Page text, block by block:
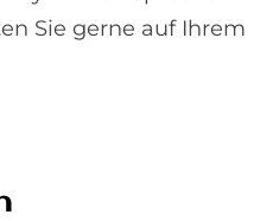
Sie gerne auf Ihrem